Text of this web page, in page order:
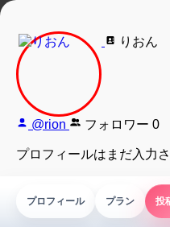
りおん
@rion フォロワー 0
プロフィールはまだ入力
プロフィール プラン 投